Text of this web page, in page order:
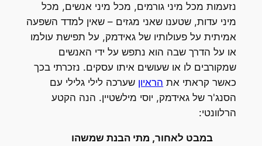
נזעמות מכל מיני גורמים, מכל מיני אנשים, מכל
מיני עדות, שטענו שאני מגזים – שאין למדד השפעה
אמיתית על פעולותיו של גאידמק, על תפישת עולמו
או על הדרך שבה הוא נתפש על ידי האנשים
שמקורבים לו או שעושים איתו עסקים. נזכרתי בכך
כאשר קראתי את הראיון שערכה לילי גלילי עם
הסנג'ר של גאידמק, יוסי מילשטיין. הנה הקטע
הרלוונטי:
במבט לאחור, מתי הבנת שמשהו